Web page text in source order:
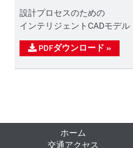
設計プロセスのための
インテリジェントCADモデル
PDFダウンロード »
ホーム
交通アクセス